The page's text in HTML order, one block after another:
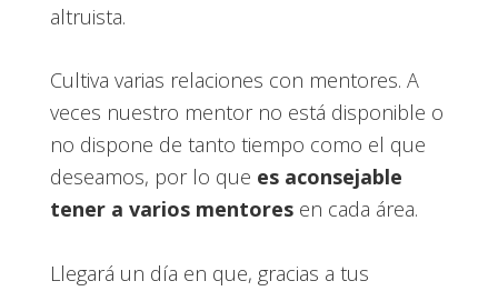
altruista.
Cultiva varias relaciones con mentores. A
veces nuestro mentor no está disponible o
no dispone de tanto tiempo como el que
deseamos, por lo que es aconsejable
tener a varios mentoresen cada área.
Llegará un día en que, gracias a tus